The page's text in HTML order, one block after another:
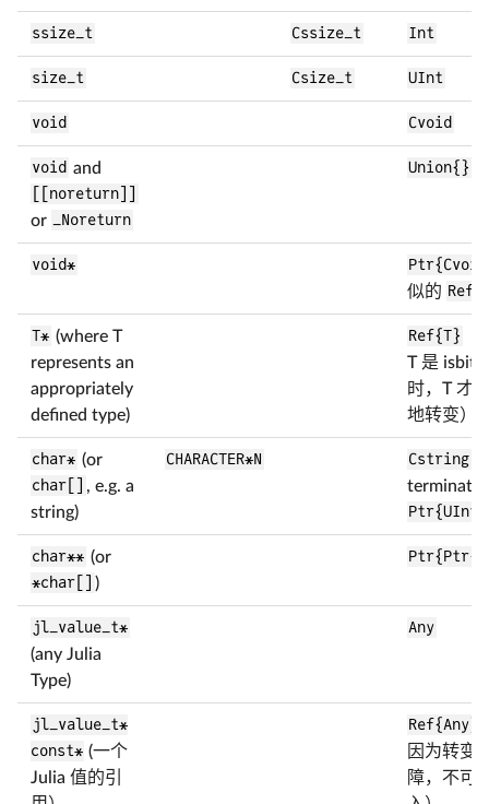
ssize_t Cssize_t Int
size_t Csize_t UInt
void Cvoid
void and
[[noreturn]]
or _Noreturn
Union{}
void*
似的
T* (where T
represents an
appropriately
defined type)
Ref{T}
T 是 isbits
时，T 才
地转变）
char* (or
char[]
, e.g. a
string)
CHARACTER*N Cstring
char** (or
*char[]
)
jl_value_t*
(any Julia
Type)
Any
jl_value_t*
const* (一个
Julia 值的引
Ref{Any}
因为转变
障，不可